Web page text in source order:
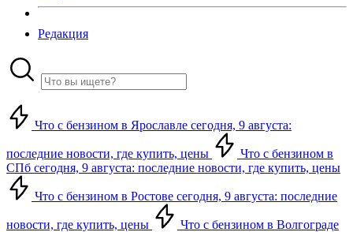
Редакция
Что с бензином в Ярославле сегодня, 9 августа:
последние новости, где купить, цены
Что с бензином в
СПб сегодня, 9 августа: последние новости, где купить, цены
Что с бензином в Ростове сегодня, 9 августа: последние
новости, где купить, цены Что с бензином в Волгограде